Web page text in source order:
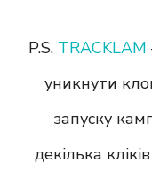
P.S. TRACKLAM
уникнути
запуску
декілька